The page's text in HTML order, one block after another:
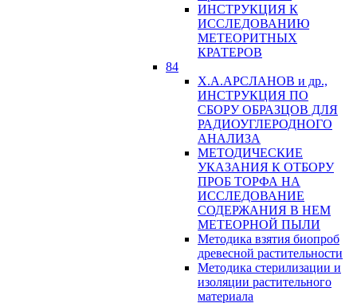
ИНСТРУКЦИЯ К
ИССЛЕДОВАНИЮ
МЕТЕОРИТНЫХ
КРАТЕРОВ
84
Х.А.АРСЛАНОВ и др.,
ИНСТРУКЦИЯ ПО
СБОРУ ОБРАЗЦОВ ДЛЯ
РАДИОУГЛЕРОДНОГО
АНАЛИЗА
МЕТОДИЧЕСКИЕ
УКАЗАНИЯ К ОТБОРУ
ПРОБ ТОРФА НА
ИССЛЕДОВАНИЕ
СОДЕРЖАНИЯ В НЕМ
МЕТЕОРНОЙ ПЫЛИ
Методика взятия биопроб
древесной растительности
Методика стерилизации и
изоляции растительного
материала